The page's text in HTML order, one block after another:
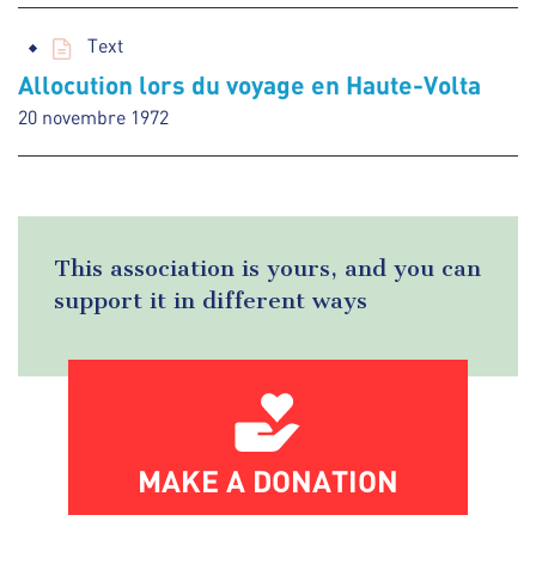
Text
Allocution lors du voyage en Haute-Volta
20 novembre 1972
This association is yours, and you can
support it in different ways
MAKE A DONATION